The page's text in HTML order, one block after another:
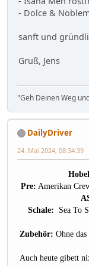
- Dolce &
sanft und
Gruß, Jens
"Geh Deinen Weg
DailyDriver
24. Mai 2024, 08:34:39
Pre: Amerikan
Schale: Sea To
Zubehör: Ohne
Auch heute gibett